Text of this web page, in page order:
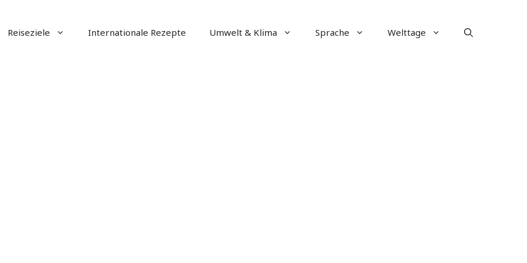
Reiseziele Internationale Rezepte Umwelt & Klima Sprache Welttage